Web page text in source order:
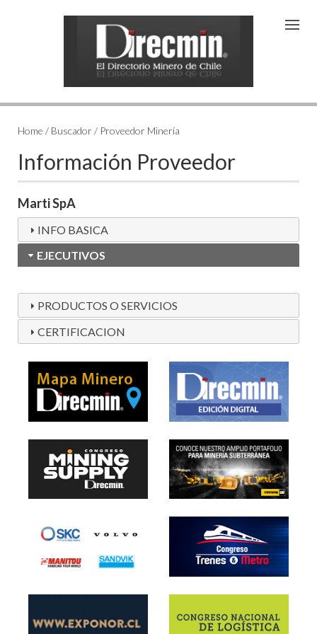
Home / Buscador / Proveedor Minería
Información Proveedor
Marti SpA
INFO BASICA
EJECUTIVOS
PRODUCTOS O SERVICIOS
CERTIFICACION